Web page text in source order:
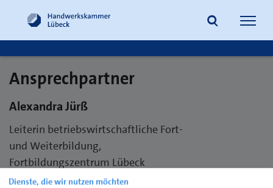
Suche
Ansprechpartner
Alexandra Jürß
Leiterin betriebswirtschaftliche Fort-
und Weiterbildung,
Fortbildungszentrum Lübeck
Dienste, die wir nutzen möchten